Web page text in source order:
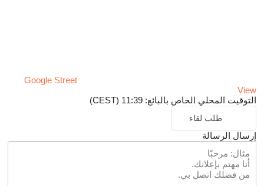
Google Street
View
التوقيت المحلي الخاص بالبائع: 11:39 (CEST)
طلب لقاء
إرسال الرسالة